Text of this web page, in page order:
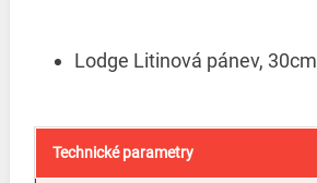
Lodge Litinová pánev, 30cm
Technické parametry